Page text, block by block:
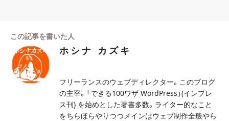
この記事を書いた人
ホシナ カズキ
フリーランスのウェブディレクター。このブログ
の主宰。「できる100ワザ WordPress」(インプレ
ス刊) を始めとした著書多数。ライター的なこと
をちらほらやりつつメインはウェブ制作全般やら